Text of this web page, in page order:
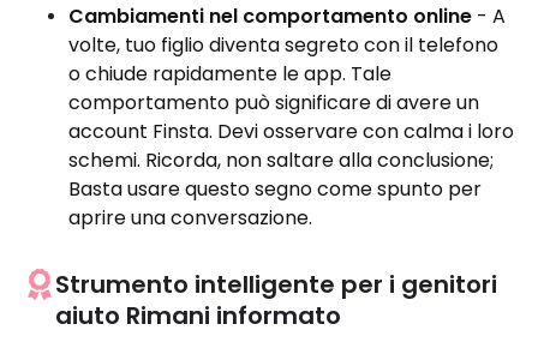
Cambiamenti nel comportamento online - A
volte, tuo figlio diventa segreto con il telefono
o chiude rapidamente le app. Tale
comportamento può significare di avere un
account Finsta. Devi osservare con calma i loro
schemi. Ricorda, non saltare alla conclusione;
Basta usare questo segno come spunto per
aprire una conversazione.
Strumento intelligente per i genitori
aiuto Rimani informato